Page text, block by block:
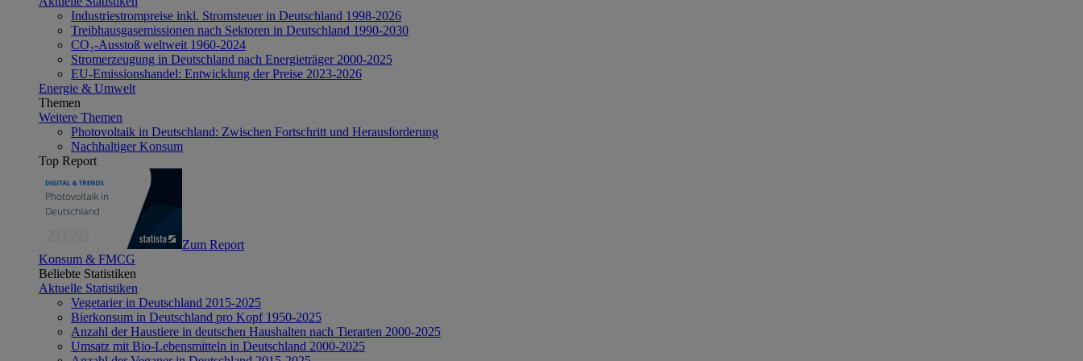
Industriestrompreise inkl. Stromsteuer in Deutschland 1998-2026
Treibhausgasemissionen nach Sektoren in Deutschland 1990-2030
CO₂-Ausstoß weltweit 1960-2024
Stromerzeugung in Deutschland nach Energieträger 2000-2025
EU-Emissionshandel: Entwicklung der Preise 2023-2026
Energie & Umwelt
Themen
Weitere Themen
Photovoltaik in Deutschland: Zwischen Fortschritt und Herausforderung
Nachhaltiger Konsum
Top Report
Zum Report
Konsum & FMCG
Beliebte Statistiken
Aktuelle Statistiken
Vegetarier in Deutschland 2015-2025
Bierkonsum in Deutschland pro Kopf 1950-2025
Anzahl der Haustiere in deutschen Haushalten nach Tierarten 2000-2025
Umsatz mit Bio-Lebensmitteln in Deutschland 2000-2025